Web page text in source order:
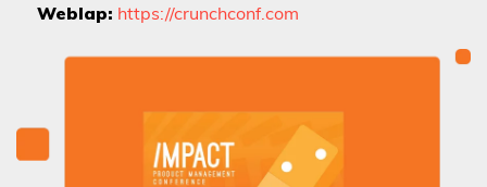
Weblap: https://crunchconf.com